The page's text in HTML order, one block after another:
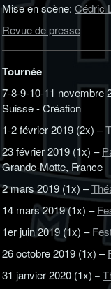
Mise en scène: Cédric
Revue de presse
Tournée
7-8-9-10-11 novembre
Suisse - Création
1-2 février 2019 (2x) –
23 février 2019 (1x) –
Grande-Motte, France
2 mars 2019 (1x) –
14 mars 2019 (1x) –
1er juin 2019 (1x) –
26 octobre 2019 (1x) –
31 janvier 2020 (1x) –